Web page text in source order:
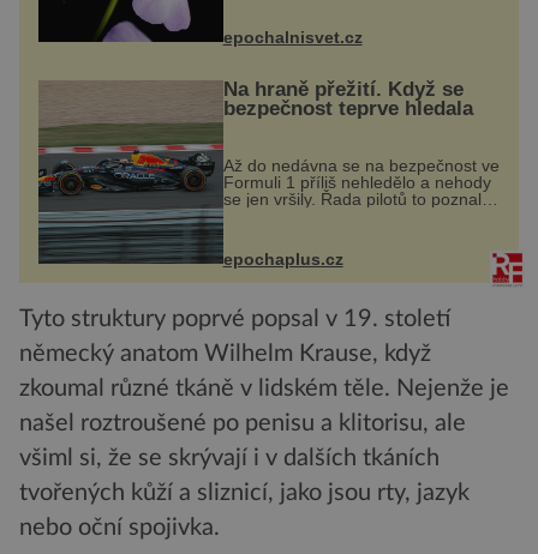
výzkumu to může být pro druhy
vstupenka...
epochalnisvet.cz
Na hraně přežití. Když se
bezpečnost teprve hledala
Až do nedávna se na bezpečnost ve
Formuli 1 příliš nehledělo a nehody
se jen vršily. Řada pilotů to poznala
na vlastní kůži, často s trvalými
následky nebo bohužel i ztrátou
života. Dnes nepochopiteln...
epochaplus.cz
Tyto struktury poprvé popsal v 19. století
německý anatom Wilhelm Krause, když
zkoumal různé tkáně v lidském těle. Nejenže je
našel roztroušené po penisu a klitorisu, ale
všiml si, že se skrývají i v dalších tkáních
tvořených kůží a sliznicí, jako jsou rty, jazyk
nebo oční spojivka.